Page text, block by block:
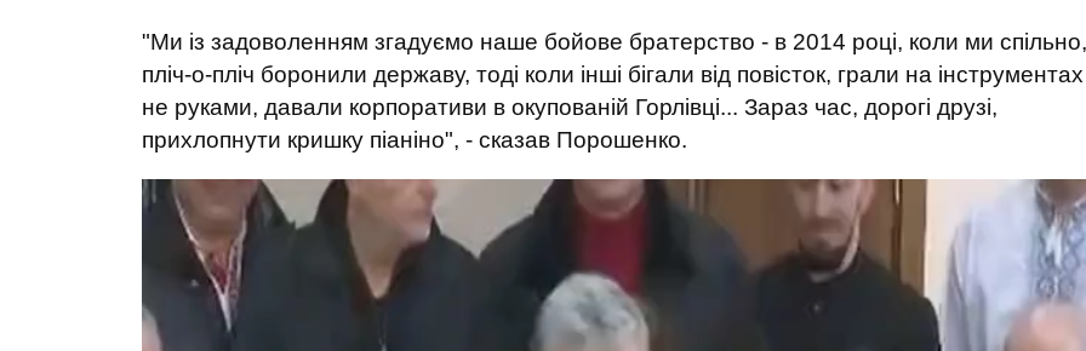
"Ми із задоволенням згадуємо наше бойове братерство - в 2014 році, коли ми спільно,
пліч-о-пліч боронили державу, тоді коли інші бігали від повісток, грали на інструментах
не руками, давали корпоративи в окупованій Горлівці... Зараз час, дорогі друзі,
прихлопнути кришку піаніно", - сказав Порошенко.